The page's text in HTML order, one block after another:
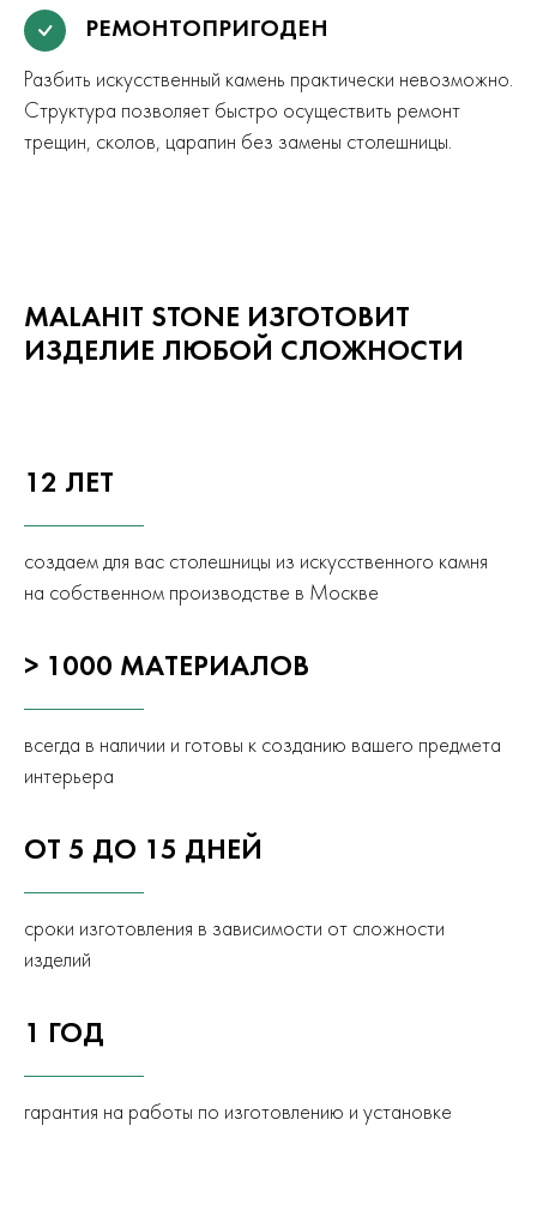
РЕМОНТОПРИГОДЕН
Разбить искусственный камень практически невозможно.
Структура позволяет быстро осуществить ремонт
трещин, сколов, царапин без замены столешницы.
MALAHIT STONE ИЗГОТОВИТ
ИЗДЕЛИЕ ЛЮБОЙ СЛОЖНОСТИ
12 ЛЕТ
создаем для вас столешницы из искусственного камня
на собственном производстве в Москве
> 1000 МАТЕРИАЛОВ
всегда в наличии и готовы к созданию вашего предмета
интерьера
ОТ 5 ДО 15 ДНЕЙ
сроки изготовления в зависимости от сложности
изделий
1 ГОД
гарантия на работы по изготовлению и установке